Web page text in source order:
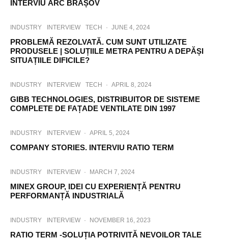
INTERVIU ARC BRAȘOV
INDUSTRY INTERVIEW TECH · JUNE 4, 2024
PROBLEMĂ REZOLVATĂ. CUM SUNT UTILIZATE
PRODUSELE | SOLUȚIILE METRA PENTRU A DEPĂȘI
SITUAȚIILE DIFICILE?
INDUSTRY INTERVIEW TECH · APRIL 8, 2024
GIBB TECHNOLOGIES, DISTRIBUITOR DE SISTEME
COMPLETE DE FAȚADE VENTILATE DIN 1997
INDUSTRY INTERVIEW · APRIL 5, 2024
COMPANY STORIES. INTERVIU RATIO TERM
INDUSTRY INTERVIEW · MARCH 7, 2024
MINEX GROUP, IDEI CU EXPERIENȚĂ PENTRU
PERFORMANȚĂ INDUSTRIALĂ
INDUSTRY INTERVIEW · NOVEMBER 16, 2023
RATIO TERM -SOLUȚIA POTRIVITĂ NEVOILOR TALE